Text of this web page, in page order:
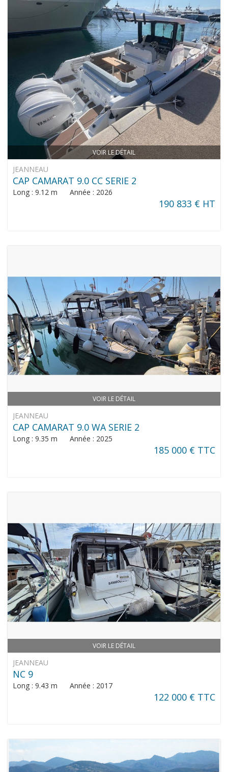
VOIR LE DÉTAIL
JEANNEAU
CAP CAMARAT 9.0 CC SERIE 2
Long : 9.12 m Année : 2026
190 833 € HT
VOIR LE DÉTAIL
JEANNEAU
CAP CAMARAT 9.0 WA SERIE 2
Long : 9.35 m Année : 2025
185 000 € TTC
VOIR LE DÉTAIL
JEANNEAU
NC 9
Long : 9.43 m Année : 2017
122 000 € TTC